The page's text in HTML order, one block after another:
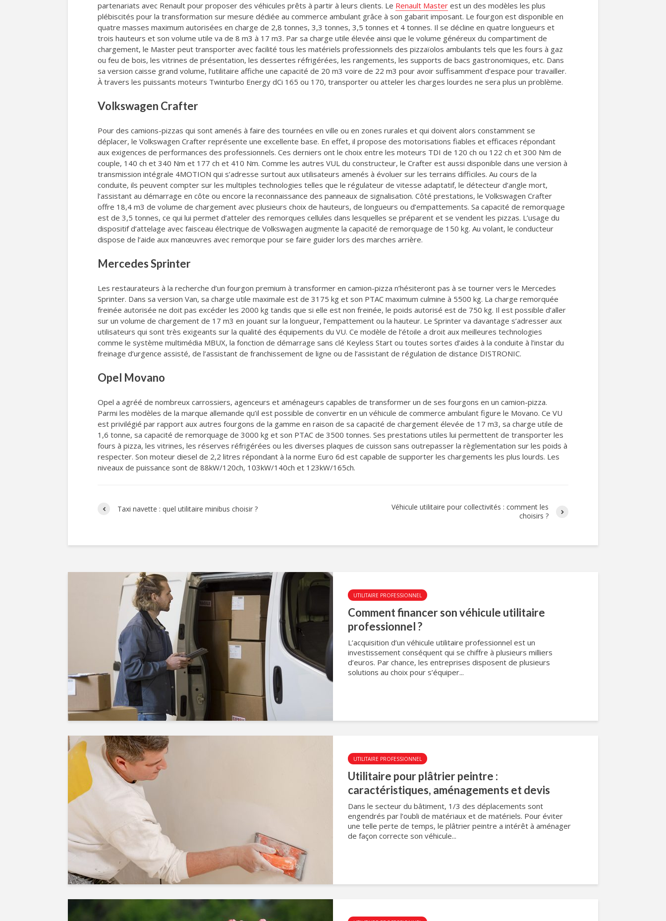
partenariats avec Renault pour proposer des véhicules prêts à partir à leurs clients. Le Renault Master est un des modèles les plus
plébiscités pour la transformation sur mesure dédiée au commerce ambulant grâce à son gabarit imposant. Le fourgon est disponible en
quatre masses maximum autorisées en charge de 2,8 tonnes, 3,3 tonnes, 3,5 tonnes et 4 tonnes. Il se décline en quatre longueurs et
trois hauteurs et son volume utile va de 8 m3 à 17 m3. Par sa charge utile élevée ainsi que le volume généreux du compartiment de
chargement, le Master peut transporter avec facilité tous les matériels professionnels des pizzaïolos ambulants tels que les fours à gaz
ou feu de bois, les vitrines de présentation, les dessertes réfrigérées, les rangements, les supports de bacs gastronomiques, etc. Dans
sa version caisse grand volume, l’utilitaire affiche une capacité de 20 m3 voire de 22 m3 pour avoir suffisamment d’espace pour travailler.
À travers les puissants moteurs Twinturbo Energy dCi 165 ou 170, transporter ou atteler les charges lourdes ne sera plus un problème.
Volkswagen Crafter
Pour des camions-pizzas qui sont amenés à faire des tournées en ville ou en zones rurales et qui doivent alors constamment se
déplacer, le Volkswagen Crafter représente une excellente base. En effet, il propose des motorisations fiables et efficaces répondant
aux exigences de performances des professionnels. Ces derniers ont le choix entre les moteurs TDI de 120 ch ou 122 ch et 300 Nm de
couple, 140 ch et 340 Nm et 177 ch et 410 Nm. Comme les autres VUL du constructeur, le Crafter est aussi disponible dans une version à
transmission intégrale 4MOTION qui s’adresse surtout aux utilisateurs amenés à évoluer sur les terrains difficiles. Au cours de la
conduite, ils peuvent compter sur les multiples technologies telles que le régulateur de vitesse adaptatif, le détecteur d’angle mort,
l’assistant au démarrage en côte ou encore la reconnaissance des panneaux de signalisation. Côté prestations, le Volkswagen Crafter
offre 18,4 m3 de volume de chargement avec plusieurs choix de hauteurs, de longueurs ou d’empattements. Sa capacité de remorquage
est de 3,5 tonnes, ce qui lui permet d’atteler des remorques cellules dans lesquelles se préparent et se vendent les pizzas. L’usage du
dispositif d’attelage avec faisceau électrique de Volkswagen augmente la capacité de remorquage de 150 kg. Au volant, le conducteur
dispose de l’aide aux manœuvres avec remorque pour se faire guider lors des marches arrière.
Mercedes Sprinter
Les restaurateurs à la recherche d’un fourgon premium à transformer en camion-pizza n’hésiteront pas à se tourner vers le Mercedes
Sprinter. Dans sa version Van, sa charge utile maximale est de 3175 kg et son PTAC maximum culmine à 5500 kg. La charge remorquée
freinée autorisée ne doit pas excéder les 2000 kg tandis que si elle est non freinée, le poids autorisé est de 750 kg. Il est possible d’aller
sur un volume de chargement de 17 m3 en jouant sur la longueur, l’empattement ou la hauteur. Le Sprinter va davantage s’adresser aux
utilisateurs qui sont très exigeants sur la qualité des équipements du VU. Ce modèle de l’étoile a droit aux meilleures technologies
comme le système multimédia MBUX, la fonction de démarrage sans clé Keyless Start ou toutes sortes d’aides à la conduite à l’instar du
freinage d’urgence assisté, de l’assistant de franchissement de ligne ou de l’assistant de régulation de distance DISTRONIC.
Opel Movano
Opel a agréé de nombreux carrossiers, agenceurs et aménageurs capables de transformer un de ses fourgons en un camion-pizza.
Parmi les modèles de la marque allemande qu’il est possible de convertir en un véhicule de commerce ambulant figure le Movano. Ce VU
est privilégié par rapport aux autres fourgons de la gamme en raison de sa capacité de chargement élevée de 17 m3, sa charge utile de
1,6 tonne, sa capacité de remorquage de 3000 kg et son PTAC de 3500 tonnes. Ses prestations utiles lui permettent de transporter les
fours à pizza, les vitrines, les réserves réfrigérées ou les diverses plaques de cuisson sans outrepasser la règlementation sur les poids à
respecter. Son moteur diesel de 2,2 litres répondant à la norme Euro 6d est capable de supporter les chargements les plus lourds. Les
niveaux de puissance sont de 88kW/120ch, 103kW/140ch et 123kW/165ch.
Taxi navette : quel utilitaire minibus choisir ?
Véhicule utilitaire pour collectivités : comment les
choisirs ?
UTILITAIRE PROFESSIONNEL
Comment financer son véhicule utilitaire
professionnel ?
L’acquisition d’un véhicule utilitaire professionnel est un
investissement conséquent qui se chiffre à plusieurs milliers
d’euros. Par chance, les entreprises disposent de plusieurs
solutions au choix pour s’équiper...
UTILITAIRE PROFESSIONNEL
Utilitaire pour plâtrier peintre :
caractéristiques, aménagements et devis
Dans le secteur du bâtiment, 1/3 des déplacements sont
engendrés par l’oubli de matériaux et de matériels. Pour éviter
une telle perte de temps, le plâtrier peintre a intérêt à aménager
de façon correcte son véhicule...